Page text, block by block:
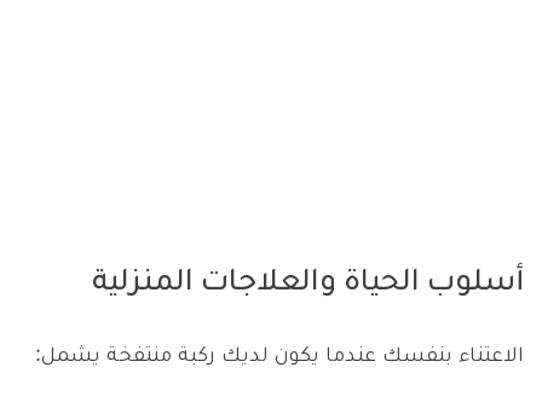
أسلوب الحياة والعلاجات المنزلية
الاعتناء بنفسك عندما يكون لديك ركبة منتفخة يشمل: